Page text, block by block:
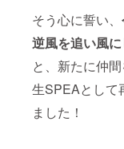
そう心に誓い、
逆風を追い風
と、新たに仲
生SPEAとして
ました！